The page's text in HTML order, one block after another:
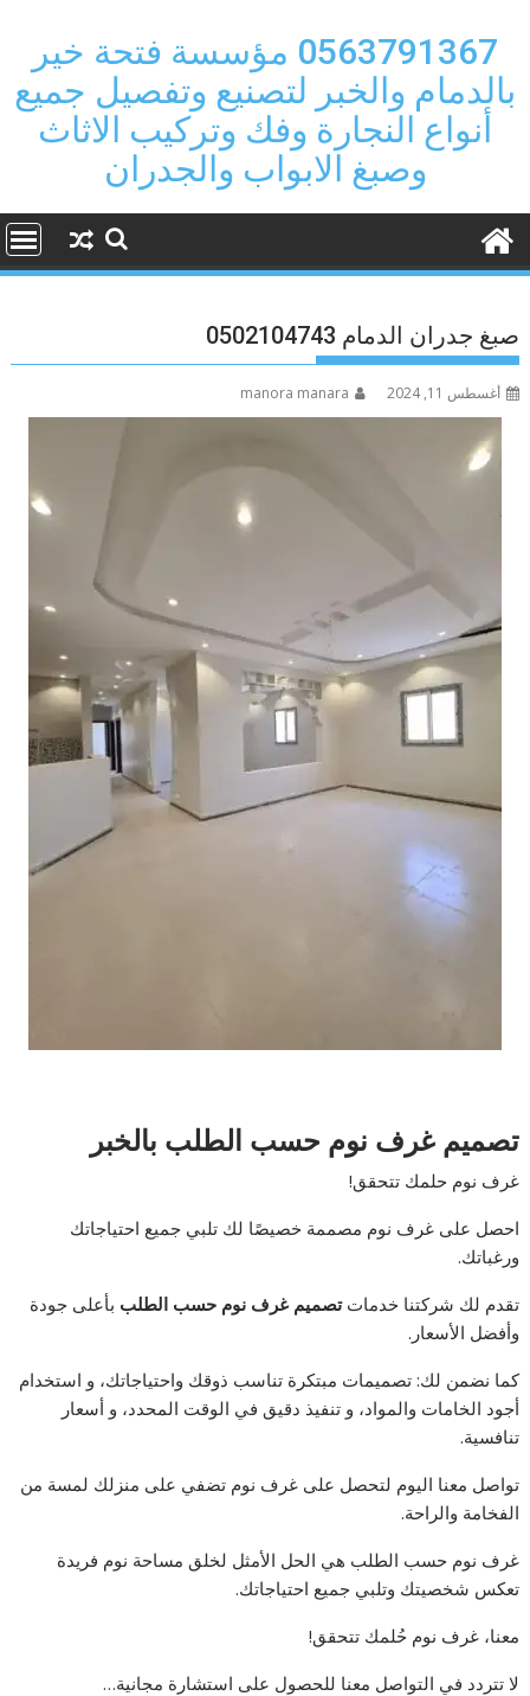
content
0563791367 مؤسسة فتحة خير
بالدمام والخبر لتصنيع وتفصيل جميع
أنواع النجارة وفك وتركيب الاثاث
وصبغ الابواب والجدران
صبغ جدران الدمام 0502104743
أغسطس 11, 2024 manora manara
تصميم غرف نوم حسب الطلب بالخبر
غرف نوم حلمك تتحقق!
احصل على غرف نوم مصممة خصيصًا لك تلبي جميع احتياجاتك
ورغباتك.
تقدم لك شركتنا خدماتتصميم غرف نوم حسب الطلب بأعلى جودة
وأفضل الأسعار.
كما نضمن لك: تصميمات مبتكرة تناسب ذوقك واحتياجاتك، و استخدام
أجود الخامات والمواد، و تنفيذ دقيق في الوقت المحدد، و أسعار
تنافسية.
تواصل معنا اليوم لتحصل على غرف نوم تضفي على منزلك لمسة من
الفخامة والراحة.
غرف نوم حسب الطلب هي الحل الأمثل لخلق مساحة نوم فريدة
تعكس شخصيتك وتلبي جميع احتياجاتك.
معنا، غرف نوم حُلمك تتحقق!
لا تتردد في التواصل معنا للحصول على استشارة مجانية…